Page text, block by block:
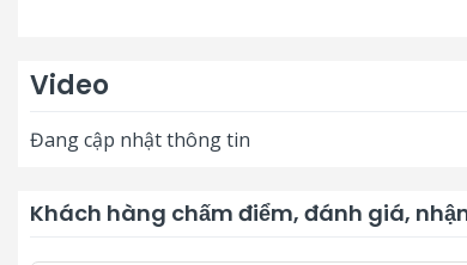
Đang cập nhật thông tin
Video
Đang cập nhật thông tin
Khách hàng chấm điểm, đánh giá,